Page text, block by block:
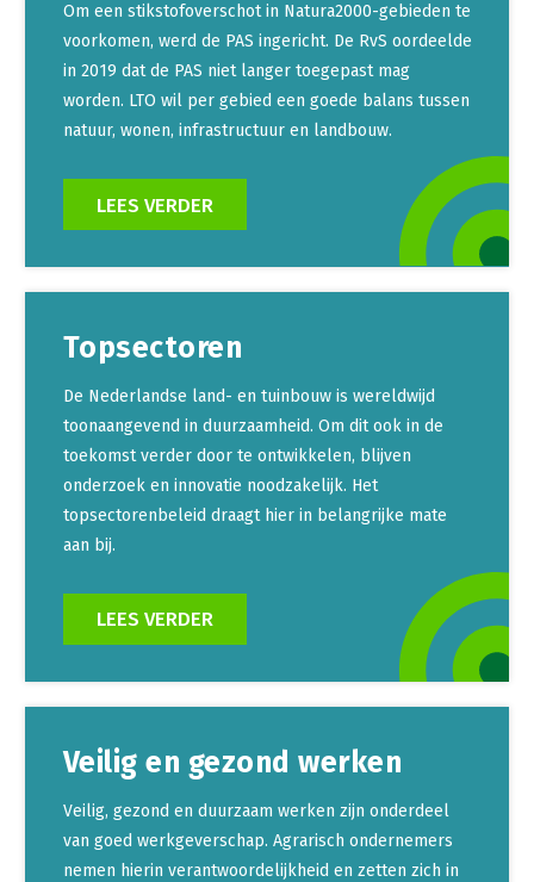
Om een stikstofoverschot in Natura2000-gebieden te
voorkomen, werd de PAS ingericht. De RvS oordeelde
in 2019 dat de PAS niet langer toegepast mag
worden. LTO wil per gebied een goede balans tussen
natuur, wonen, infrastructuur en landbouw.
LEES VERDER
Topsectoren
De Nederlandse land- en tuinbouw is wereldwijd
toonaangevend in duurzaamheid. Om dit ook in de
toekomst verder door te ontwikkelen, blijven
onderzoek en innovatie noodzakelijk. Het
topsectorenbeleid draagt hier in belangrijke mate
aan bij.
LEES VERDER
Veilig en gezond werken
Veilig, gezond en duurzaam werken zijn onderdeel
van goed werkgeverschap. Agrarisch ondernemers
nemen hierin verantwoordelijkheid en zetten zich in